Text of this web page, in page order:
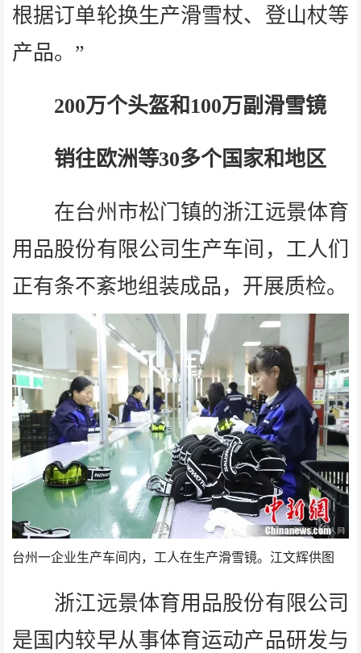
根据订单轮换生产滑雪杖、登山杖等
产品。”
200万个头盔和100万副滑雪镜
销往欧洲等30多个国家和地区
在台州市松门镇的浙江远景体育
用品股份有限公司生产车间，工人们
正有条不紊地组装成品，开展质检。
台州一企业生产车间内，工人在生产滑雪镜。江文辉供图
浙江远景体育用品股份有限公司
是国内较早从事体育运动产品研发与